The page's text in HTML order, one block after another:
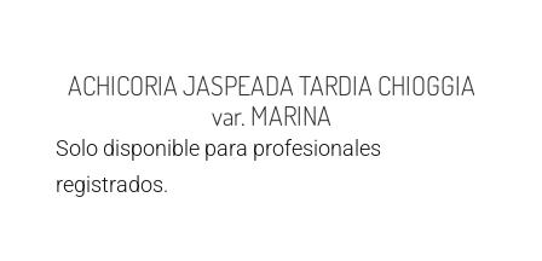
ACHICORIA JASPEADA TARDIA CHIOGGIA
var. MARINA
Solo disponible para profesionales
registrados.